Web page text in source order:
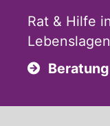
Rat & Hilfe
Lebenslagen